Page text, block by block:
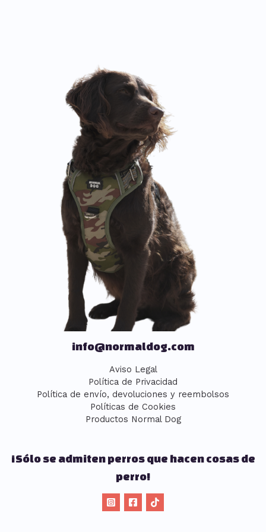
info@normaldog.com
Aviso Legal
Política de Privacidad
Política de envío, devoluciones y reembolsos
Políticas de Cookies
Productos Normal Dog
¡Sólo se admiten perros que hacen cosas de
perro!